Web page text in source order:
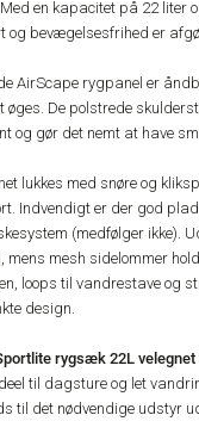
en kapacitet på 22 liter
og bevægelsesfrihed er
AirScape rygpanel er
øges. De polstrede
og gør det nemt at have
lukkes med snøre og
Indvendigt er der god
(medfølger ikke).
mens mesh sidelommer
loops til vandrestave og
design.
rygsæk 22L
til dagsture og let
til det nødvendige udstyr